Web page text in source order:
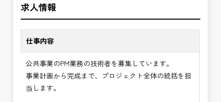
✅PM業務の魅力
意思決定に関与できる
・技術だけでなく経営・事業視点のマネジメント力
が身につく
・大規模公共事業の中核を担うハイクラス技術者と
職場環境
✅「仕事のやりがい」と「賃金」のバランスを大切
に致します。
⭐＝＝お祝い金100,000円＝＝⭐
※お祝い金の支給条件は、入社より3ヶ月経過され
た方が対象となります。
その他支給条件の詳細については、問い合わせくだ
求人情報
仕事内容
公共事業のPM業務の技術者を募集しています。
事業計画から完成まで、プロジェクト全体の統括を担
当します。